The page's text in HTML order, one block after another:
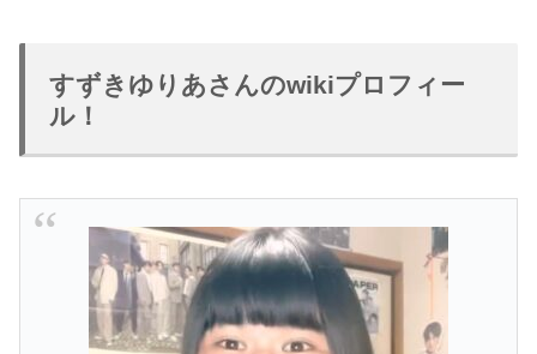
すずきゆりあさんのwikiプロフィー
ル！